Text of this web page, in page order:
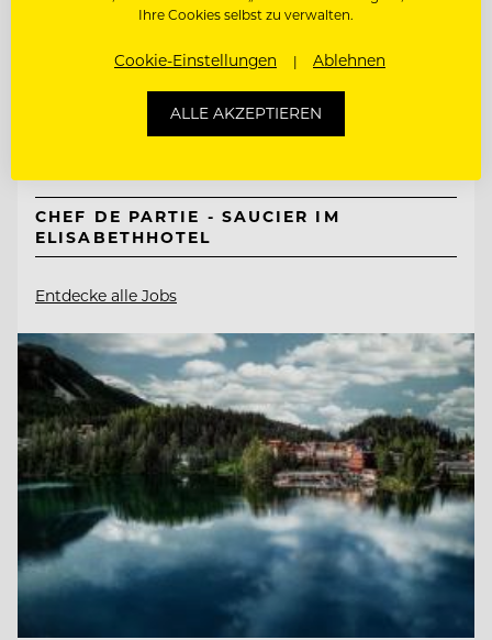
Neuhaus Zillertal Resort &
ElisabethHotel
6290 Mayrhofen, Österreich
CHEF DE PARTIE - SAUCIER IM
ELISABETHHOTEL
Entdecke alle Jobs
Ihre Cookies selbst zu verwalten.
Cookie-Einstellungen Ablehnen
ALLE AKZEPTIEREN